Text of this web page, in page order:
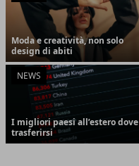
Moda e creatività, non solo
design di abiti
NEWS
I migliori paesi all’estero dove
trasferirsi